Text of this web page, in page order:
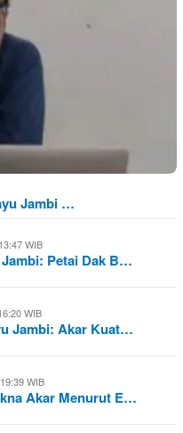
Jambi …
WIB
Petai Dak B…
WIB
Jambi: Akar Kuat…
WIB
Akar Menurut E…